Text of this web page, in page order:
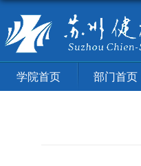
学院首页 部门首页